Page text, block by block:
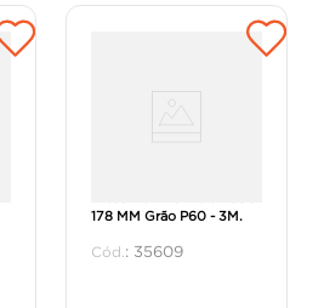
178 MM Grão P60 - 3M.
: 35609